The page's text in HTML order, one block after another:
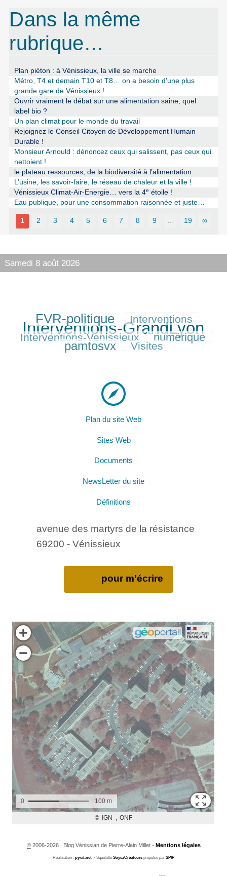
Dans la même
rubrique…
Plan piéton : à Vénissieux, la ville se marche
Métro, T4 et demain T10 et T8… on a besoin d’une plus
grande gare de Vénissieux !
Ouvrir vraiment le débat sur une alimentation saine, quel
label bio ?
Un plan climat pour le monde du travail
Rejoignez le Conseil Citoyen de Développement Humain
Durable !
Monsieur Arnould : dénoncez ceux qui salissent, pas ceux qui
nettoient !
le plateau ressources, de la biodiversité à l’alimentation…
L’usine, les savoir-faire, le réseau de chaleur et la ville !
Vénissieux Climat-Air-Energie… vers la 4e étoile !
Eau publique, pour une consommation raisonnée et juste…
1 2 3 4 5 6 7 8 9 … 19 ∞
Samedi 8 août 2026
282/427FVR-politique
171/427 Interventions
427/427
Interventions-GrandLyon
158/427
Interventions-Venissieux
207/427 numérique
252/427
pamtosvx Visites
Plan du site Web
Sites Web
Documents
NewsLetter du site
Définitions
avenue des martyrs de la résistance
69200 - Vénissieux
pour m’écrire
©2006-2026 , Blog Vénissian de Pierre-Alain Millet • Mentions légales
Réalisation : pyrat.net • Squelette SoyezCréateurs propulsé par SPIP